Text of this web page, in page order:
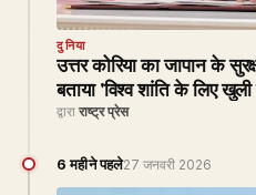
दुनिया
उत्तर कोरिया का जापान के
बताया 'विश्व शांति के लिए
द्वारा राष्ट्र प्रेस
6 महीने पहले27 जनवरी 2026